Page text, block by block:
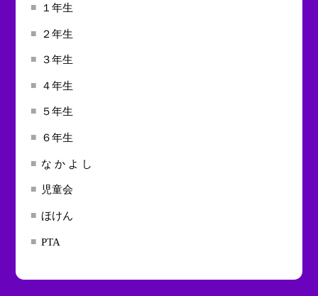
１年生
２年生
３年生
４年生
５年生
６年生
な か よ し
児童会
ほけん
PTA